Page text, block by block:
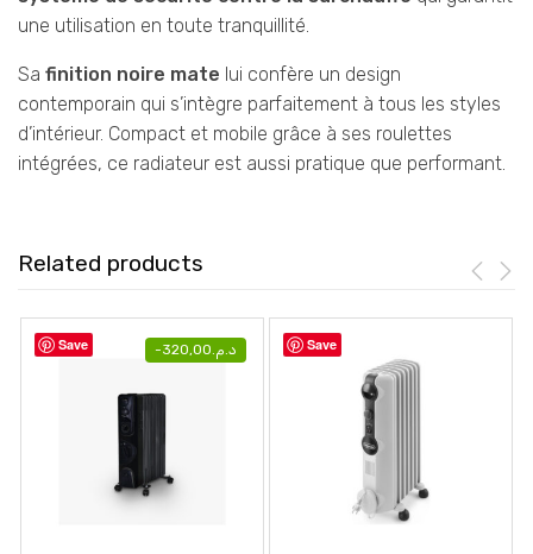
une utilisation en toute tranquillité.
Sa finition noire mate lui confère un design
contemporain qui s’intègre parfaitement à tous les styles
d’intérieur. Compact et mobile grâce à ses roulettes
intégrées, ce radiateur est aussi pratique que performant.
Related products
Save - د.م.320,00 Save